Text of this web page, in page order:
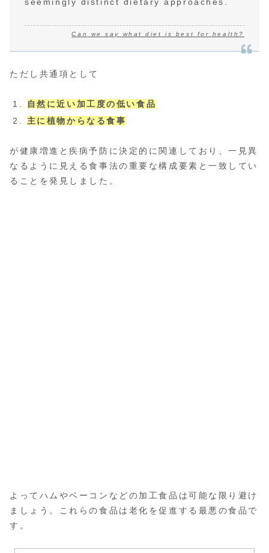
seemingly distinct dietary approaches.
Can we say what diet is best for health?
ただし共通項として
自然に近い加工度の低い食品
主に植物からなる食事
が健康増進と疾病予防に決定的に関連しており、一見異
なるように見える食事法の重要な構成要素と一致してい
ることを発見しました。
よってハムやベーコンなどの加工食品は可能な限り避け
ましょう。これらの食品は老化を促進する最悪の食品で
す。